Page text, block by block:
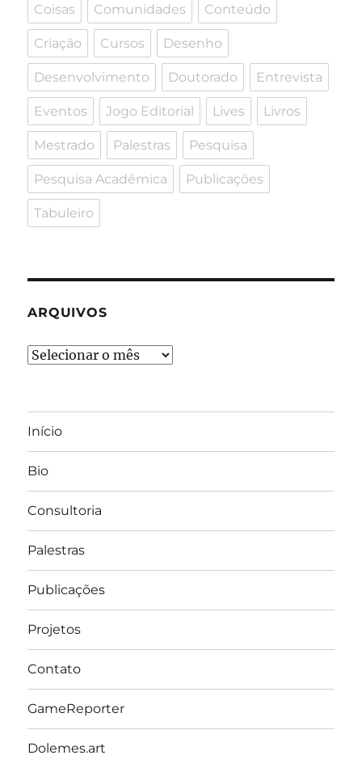
Coisas Comunidades Conteúdo
Criação Cursos Desenho
Desenvolvimento Doutorado Entrevista
Eventos Jogo Editorial Lives Livros
Mestrado Palestras Pesquisa
Pesquisa Acadêmica Publicações
Tabuleiro
ARQUIVOS
Arquivos
Início
Bio
Consultoria
Palestras
Publicações
Projetos
Contato
GameReporter
Dolemes.art